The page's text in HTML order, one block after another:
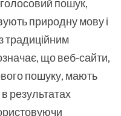
пошук,
природну мову і
традиційним
що веб-сайти,
пошуку, мають
результатах